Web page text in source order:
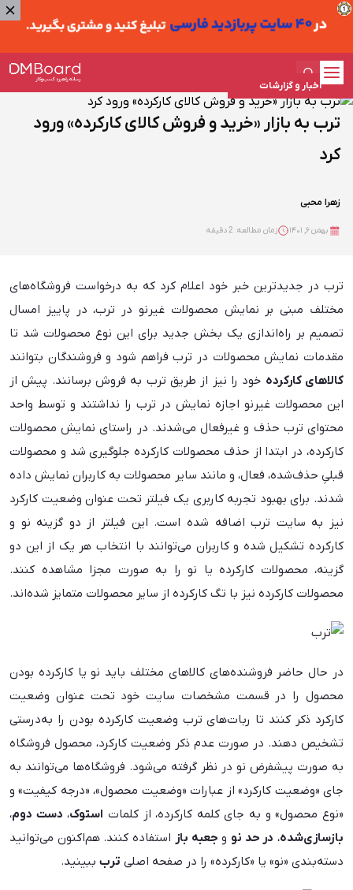
اخبار و گزارشات
ترب به بازار «خرید و فروش کالای کارکرده» ورود
کرد
زهرا محبی
بهمن ۶, ۱۴۰۱ زمان مطالعه: 2 دقیقه
ترب در جدیدترین خبر خود اعلام کرد که به درخواست فروشگاه‌های
مختلف مبنی بر نمایش محصولات غیرنو در ترب، در پاییز امسال
تصمیم بر راه‌اندازی یک بخش جدید برای این نوع محصولات شد تا
مقدمات نمایش محصولات در ترب فراهم شود و فروشندگان بتوانند
کالاهای کارکرده خود را نیز از طریق ترب به فروش برسانند. پیش از
این محصولات غیرنو اجازه نمایش در ترب را نداشتند و توسط واحد
محتوای ترب حذف و غیرفعال می‌شدند. در راستای نمایش محصولات
کارکرده، در ابتدا از حذف محصولات کارکرده جلوگیری شد و محصولات
قبلیِ حذف‌شده، فعال، و مانند سایر محصولات به کاربران نمایش داده
شدند. برای بهبود تجربه کاربری یک فیلتر تحت عنوان وضعیت کارکرد
نیز به سایت ترب اضافه شده است. این فیلتر از دو گزینه نو و
کارکرده تشکیل شده و کاربران می‌توانند با انتخاب هر یک از این دو
گزینه، محصولات کارکرده یا نو را به صورت مجزا مشاهده کنند.
محصولات کارکرده نیز با تگ کارکرده از سایر محصولات متمایز شده‌اند.
در حال حاضر فروشنده‌های کالاهای مختلف باید نو یا کارکرده بودن
محصول را در قسمت مشخصات سایت خود تحت عنوان وضعیت
کارکرد ذکر کنند تا ربات‌های ترب وضعیت کارکرده بودن را به‌درستی
تشخیص دهند. در صورت عدم ذکر وضعیت کارکرد، محصول فروشگاه
به صورت پیشفرض نو در نظر گرفته می‌شود. فروشگاه‌ها می‌توانند به
جای «وضعیت کارکرد» از عبارات «وضعیت محصول»، «درجه کیفیت» و
«نوع محصول» و به جای کلمه کارکرده، از کلمات استوک، دست دوم،
بازسازی‌شده، در حد نو و جعبه باز استفاده کنند. هم‌اکنون می‌توانید
دسته‌بندی «نو» یا «کارکرده» را در صفحه اصلی ترب ببینید.